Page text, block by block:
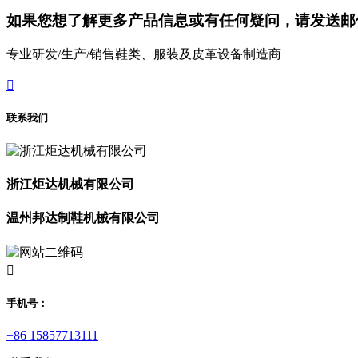
如果您想了解更多产品信息或有任何疑问，请发送
专业研发/生产/销售鞋类、服装及皮革设备制造商

联系我们
浙江炬达机械有限公司
温州邦达制鞋机械有限公司

手机号：
+86 15857713111